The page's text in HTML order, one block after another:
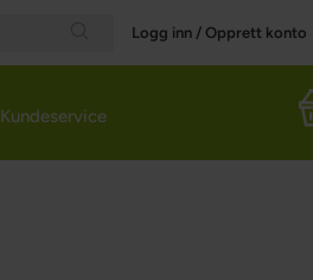
Search
Logg inn / Opprett konto
Kundeservice